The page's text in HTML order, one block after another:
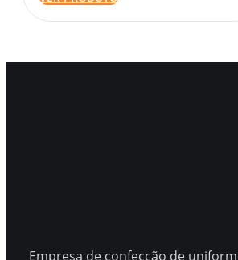
Empresa de confecção de